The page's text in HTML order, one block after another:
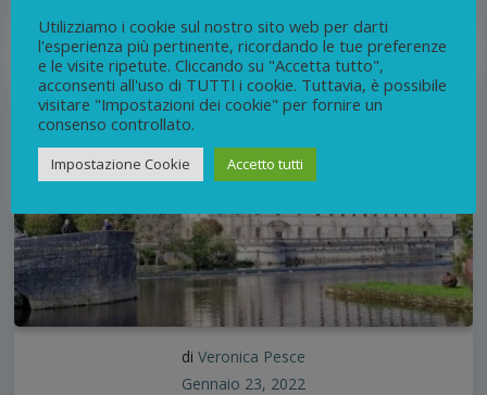
di Veronica Pesce
Gennaio 23, 2022
Utilizziamo i cookie sul nostro sito web per darti
l'esperienza più pertinente, ricordando le tue preferenze
e le visite ripetute. Cliccando su "Accetta tutto",
acconsenti all'uso di TUTTI i cookie. Tuttavia, è possibile
visitare "Impostazioni dei cookie" per fornire un
consenso controllato.
Impostazione Cookie Accetto tutti